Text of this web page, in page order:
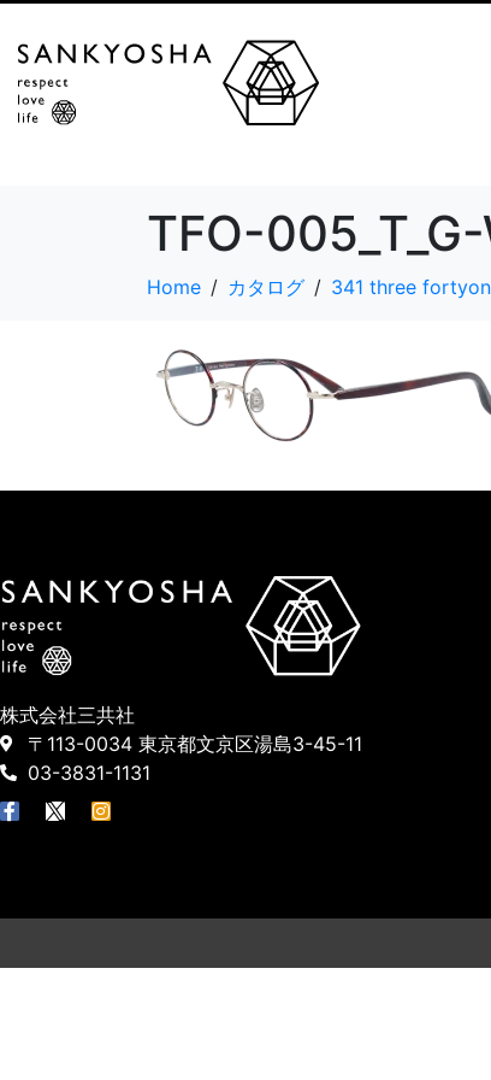
TFO-
Home カタログ 341 three
株式会社三共社
〒113-0034 東京都文京区湯島3-45-11
03-3831-1131